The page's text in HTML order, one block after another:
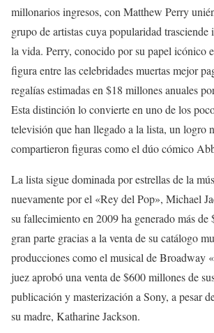
millonarios ingresos, con Matthew Perry
grupo de artistas cuya popularidad trasciende
la vida. Perry, conocido por su papel icónico
figura entre las celebridades muertas mejor
regalías estimadas en $18 millones anuales
Esta distinción lo convierte en uno de los
televisión que han llegado a la lista, un logro
compartieron figuras como el dúo cómico
La lista sigue dominada por estrellas de la
nuevamente por el «Rey del Pop», Michael
su fallecimiento en 2009 ha generado más de
gran parte gracias a la venta de su catálogo
producciones como el musical de Broadway
juez aprobó una venta de $600 millones de
publicación y masterización a Sony, a pesar
su madre, Katharine Jackson.